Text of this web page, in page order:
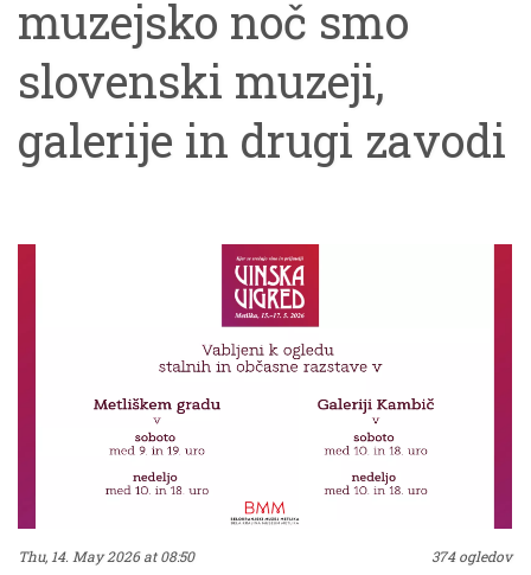
muzejsko noč smo
slovenski muzeji,
galerije in drugi zavodi
dogodkov in hvala, da
ste za obisk izbrali tudi
naše.Uvod v večer je
bil sprehod skozi
Podobe Bele krajine, ki
jih je Božidar Jakac
Thu, 14. May 2026 at 08:50 374 ogledov